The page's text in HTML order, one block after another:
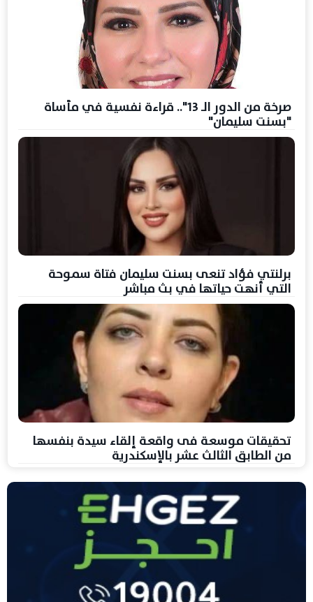
صرخة من الدور الـ 13".. قراءة نفسية في مأساة
"بسنت سليمان"
برلنتي فؤاد تنعى بسنت سليمان فتاة سموحة
التي أنهت حياتها في بث مباشر
تحقيقات موسعة فى واقعة إلقاء سيدة بنفسها
من الطابق الثالث عشر بالإسكندرية